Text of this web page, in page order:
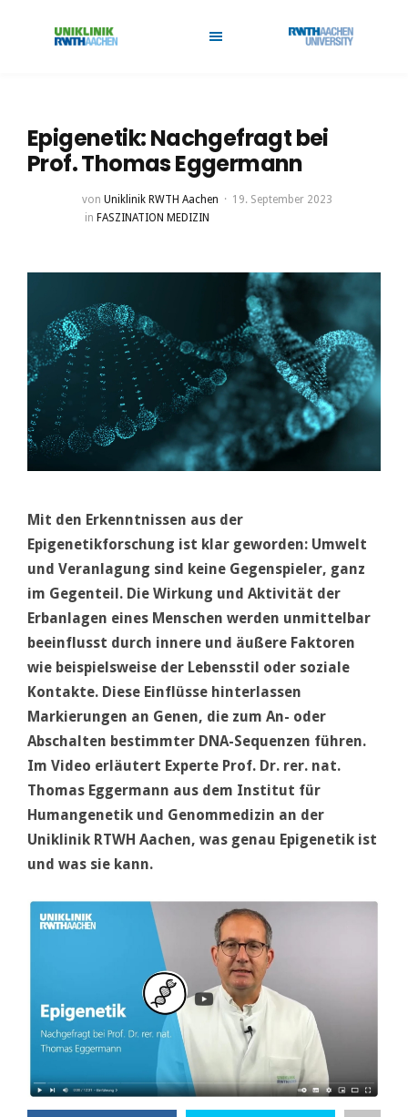
Epigenetik: Nachgefragt bei
Prof. Thomas Eggermann
von Uniklinik RWTH Aachen
19. September 2023
in FASZINATION MEDIZIN
Mit den Erkenntnissen aus der
Epigenetikforschung ist klar geworden: Umwelt
und Veranlagung sind keine Gegenspieler, ganz
im Gegenteil. Die Wirkung und Aktivität der
Erbanlagen eines Menschen werden unmittelbar
beeinflusst durch innere und äußere Faktoren
wie beispielsweise der Lebensstil oder soziale
Kontakte. Diese Einflüsse hinterlassen
Markierungen an Genen, die zum An- oder
Abschalten bestimmter DNA-Sequenzen führen.
Im Video erläutert Experte Prof. Dr. rer. nat.
Thomas Eggermann aus dem Institut für
Humangenetik und Genommedizin an der
Uniklinik RTWH Aachen, was genau Epigenetik ist
und was sie kann.